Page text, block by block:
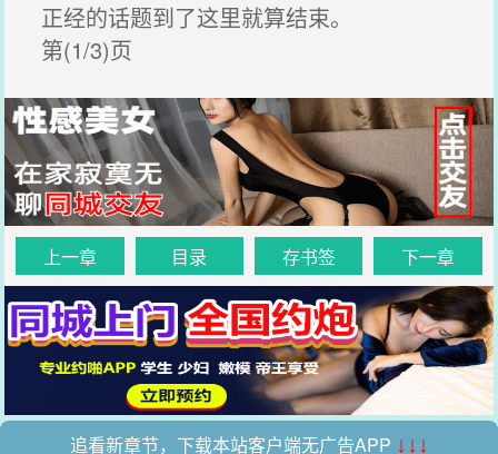
正经的话题到了这里就算结束。
第(1/3)页
上一章 目录 存书签 下一章
追看新章节，下载本站客户端无广告APP ↓↓↓